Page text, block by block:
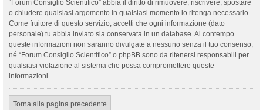
“Forum Consiglio Scientifico” abbia il diritto di rimuovere, riscrivere, spostare
o chiudere qualsiasi argomento in qualsiasi momento lo ritenga necessario.
Come fruitore di questo servizio, accetti che ogni informazione (dato
personale) tu abbia inviato sia conservata in un database. Al contempo
queste informazioni non saranno divulgate a nessuno senza il tuo consenso,
né “Forum Consiglio Scientifico” o phpBB sono da ritenersi responsabili per
qualsiasi violazione al sistema che possa compromettere queste
informazioni.
Torna alla pagina precedente